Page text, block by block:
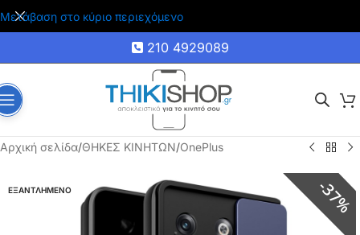
Μετάβαση στο κύριο περιεχόμενο
🚚 Δωρεάν μεταφορικά για αγορές άνω των 35€
210 4929089
Αρχική σελίδα/ΘΗΚΕΣ ΚΙΝΗΤΩΝ/OnePlus
ΕΞΑΝΤΛΗΜΕΝΟ 37%